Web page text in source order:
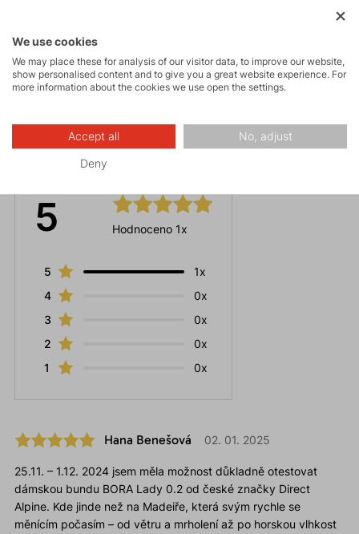
Maintenance
Ratings
5 Hodnoceno 1x
5
1x
4
0x
3
0x
2
0x
1
0x
Hana Benešová 02. 01. 2025
25.11. – 1.12. 2024 jsem měla možnost důkladně otestovat
dámskou bundu BORA Lady 0.2 od české značky Direct
Alpine. Kde jinde než na Madeiře, která svým rychle se
měnícím počasím – od větru a mrholení až po horskou vlhkost
We use cookies
We may place these for analysis of our visitor data, to improve our website,
show personalised content and to give you a great website experience. For
more information about the cookies we use open the settings.
Accept all No, adjust
Deny